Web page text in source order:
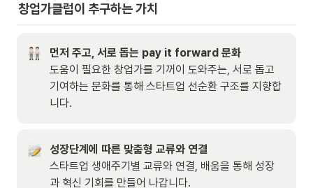
창업가클럽이 추구하는 가치
먼저 주고, 서로 돕는 pay it forward 문화
도움이 필요한 창업가를 기꺼이 도와주는, 서로 돕고
기여하는 문화를 통해 스타트업 선순환 구조를 지향합
니다.
성장단계에 따른 맞춤형 교류와 연결
스타트업 생애주기별 교류와 연결, 배움을 통해 성장
과 혁신 기회를 만들어 나갑니다.